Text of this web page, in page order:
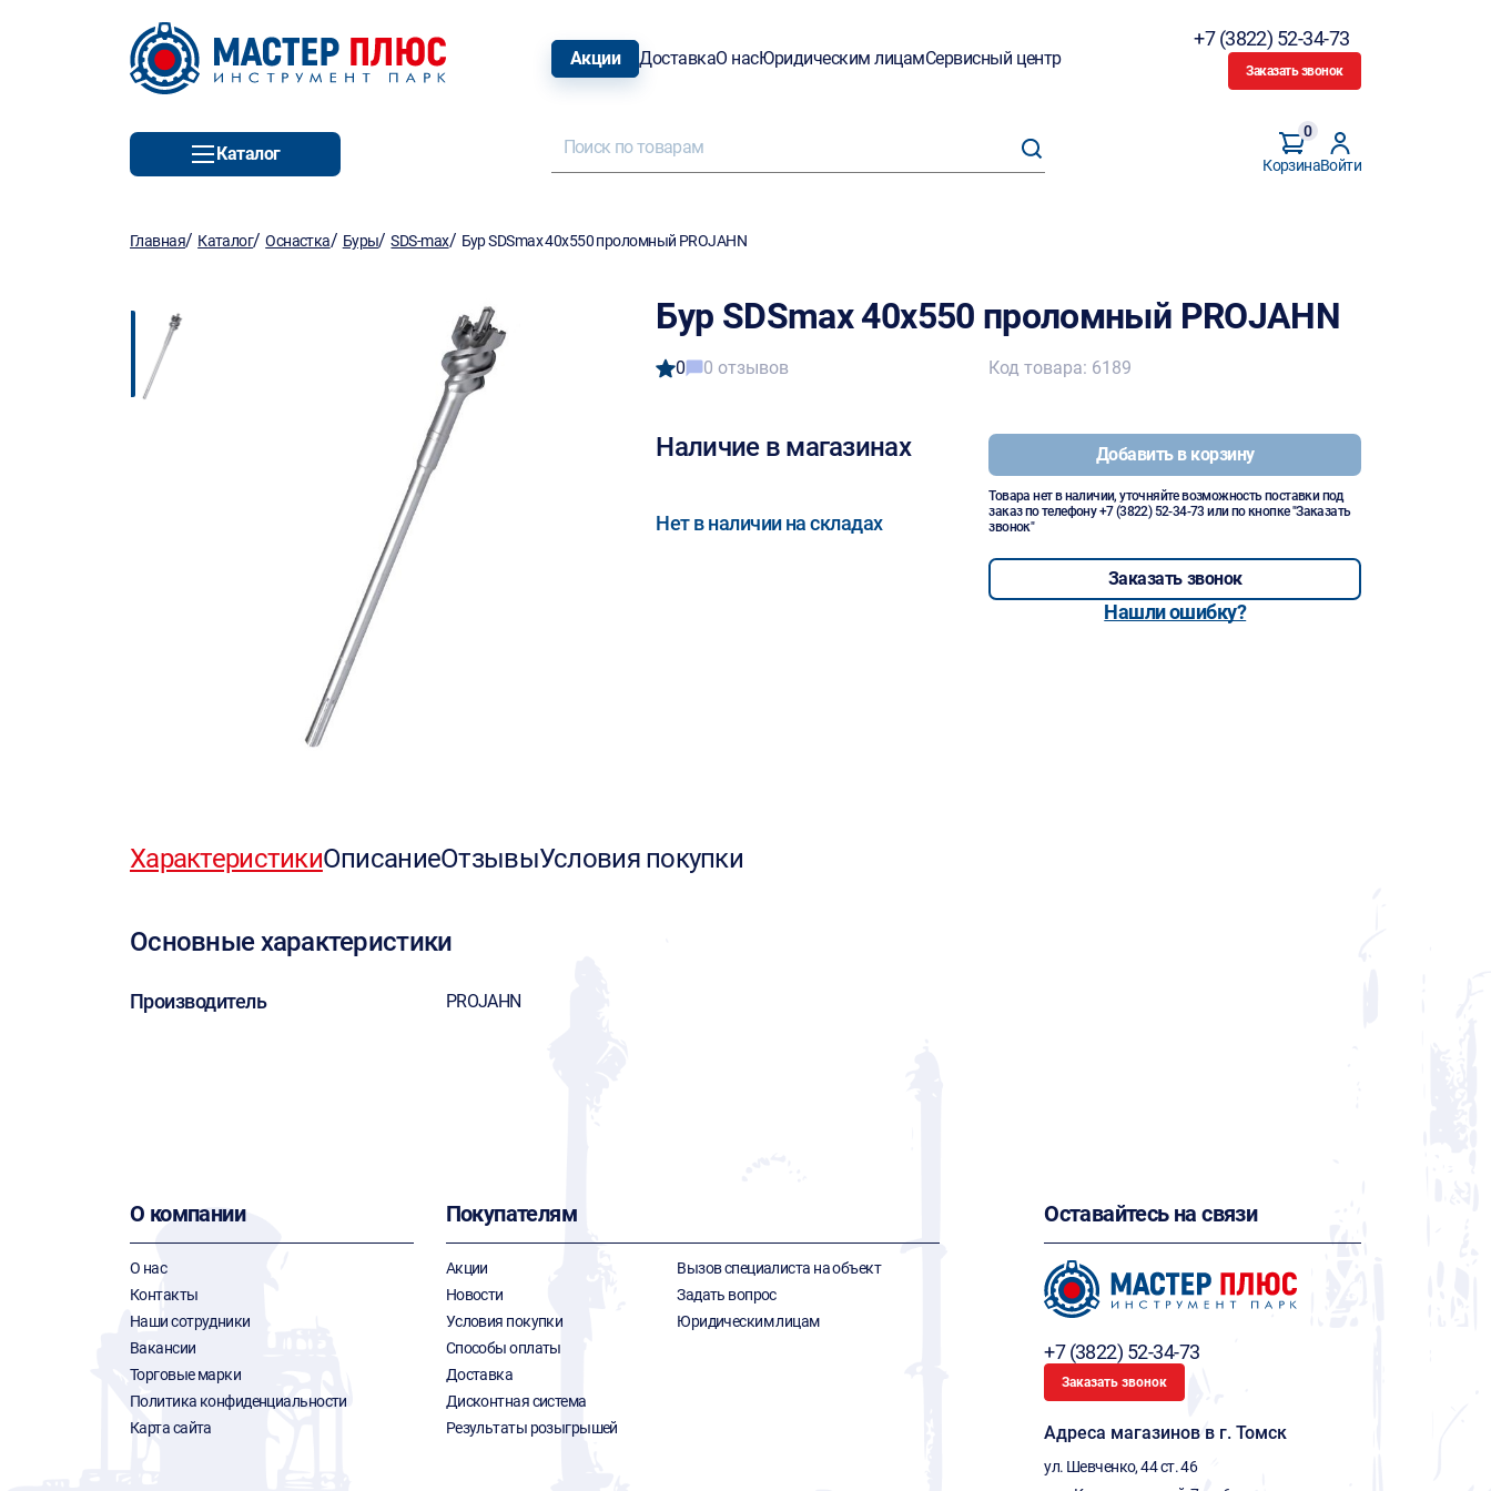
Акции ДоставкаО насЮридическим лицамСервисный центр
+7 (3822) 52-34-73
Заказать звонок
Каталог
Корзина
0
Войти
Главная/ Каталог/Оснастка/ Буры/SDS-max/ Бур SDSmax 40х550 проломный PROJAHN
Бур SDSmax 40х550 проломный PROJAHN
0 0 отзывов
Наличие в магазинах
Нет в наличии на складах
Код товара: 6189
Добавить в корзину
Товара нет в наличии, уточняйте возможность поставки под
заказ по телефону+7 (3822) 52-34-73 или по кнопке "Заказать
звонок"
Заказать звонок
Нашли ошибку?
ХарактеристикиОписаниеОтзывыУсловия покупки
Основные характеристики
Производитель PROJAHN
О компании
О нас
Контакты
Наши сотрудники
Вакансии
Торговые марки
Политика конфиденциальности
Карта сайта
Покупателям
Акции
Новости
Условия покупки
Способы оплаты
Доставка
Дисконтная система
Результаты розыгрышей
Вызов специалиста на объект
Задать вопрос
Юридическим лицам
Оставайтесь на связи
+7 (3822) 52-34-73
Заказать звонок
Адреса магазинов в г. Томск
ул. Шевченко, 44 ст. 46